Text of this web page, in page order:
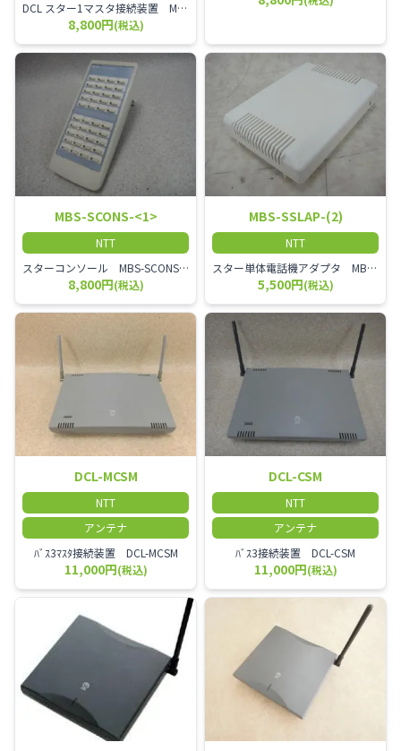
DCL スター1マスタ接続装置 MBS-DCL-S1MCS-(2)
8,800円(税込)
MBS-SCONS-<1>
NTT
スターコンソール MBS-SCONS-<1>
8,800円(税込)
MBS-SSLAP-(2)
NTT
スター単体電話機アダプタ MBS-SSLAP-(2)
5,500円(税込)
DCL-MCSM
NTT
アンテナ
ﾊﾞｽ3ﾏｽﾀ接続装置 DCL-MCSM
11,000円(税込)
DCL-CSM
NTT
アンテナ
ﾊﾞｽ3接続装置 DCL-CSM
11,000円(税込)